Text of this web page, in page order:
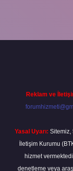
Reklam ve
Yasal Uyarı: Sitemiz,
İletişim Kurumu
hizmet
denetleme veya